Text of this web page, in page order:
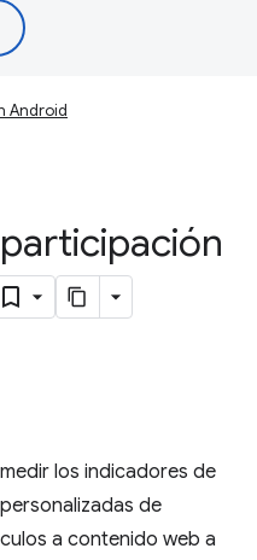
Android
los indicadores de
de
a contenido web a